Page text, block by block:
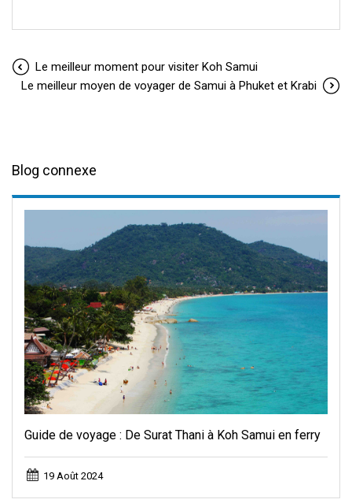
Le meilleur moment pour visiter Koh Samui
Le meilleur moyen de voyager de Samui à Phuket et Krabi
Blog connexe
Guide de voyage : De Surat Thani à Koh Samui en ferry
19 Août 2024